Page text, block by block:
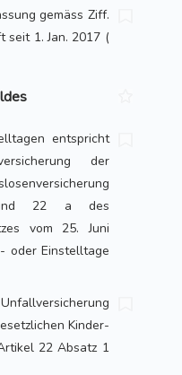
gemäss Ziff.
seit 1. Jan. 2017 (
entspricht
der
22 a des
vom 25. Juni
oder Einstelltage
Kinder-
22 Absatz 1